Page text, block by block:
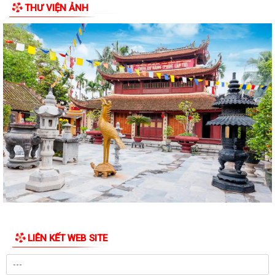
Tổng Bí thư, Chủ tịch nước Tô Lâm chỉ đạo 5 nhiệm vụ trọng tâm tại
Hội nghị toàn quốc quán triệt...
Nghị quyết 34/NQ-HĐND, ngày 28/7/2026 của HĐND thành phố về việc
sửa đổi, bổ sung bảng giá đất lần...
Nghị quyết 33/NQ-HĐND, ngày 28/7/2026 của HĐND thành phố về việc
thông qua điều chỉnh, bổ sung danh...
Nghị quyết số 32/NQ-HĐND, ngày 28/7/2026 của HĐND thành phố về
việc điều chỉnh, bổ sung kế hoạch...
Nghị quyết số 30/NQ-HĐND, ngày 28/7/2026 của HĐND thành phố về
chất vấn tại kỳ họp thứ 3 (kỳ họp...
Nghị quyết 26/2026/NQ-HĐND, ngày 28/7/2026 của HĐND thành phố
Nghị quyết số 25/2026/NQ-HĐND, ngày 28/7/2026 của HĐND thành
phố Hải Phòng quy định tiêu chí thành...
THƯ VIỆN ẢNH
LIÊN KẾT WEB SITE